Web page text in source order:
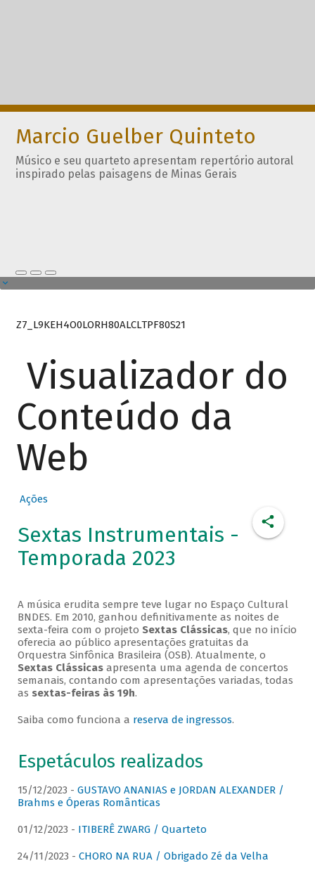
Marcio Guelber Quinteto
Músico e seu quarteto apresentam repertório autoral
inspirado pelas paisagens de Minas Gerais
Z7_L9KEH4O0LORH80ALCLTPF80S21
Visualizador do
Conteúdo da
Web
Ações
Sextas Instrumentais -
Temporada 2023
A música erudita sempre teve lugar no Espaço Cultural
BNDES. Em 2010, ganhou definitivamente as noites de
sexta-feira com o projeto Sextas Clássicas, que no início
oferecia ao público apresentações gratuitas da
Orquestra Sinfônica Brasileira (OSB). Atualmente, o
Sextas Clássicasapresenta uma agenda de concertos
semanais, contando com apresentações variadas, todas
as sextas-feiras às 19h.
Saiba como funciona a reserva de ingressos.
Espetáculos realizados
15/12/2023 - GUSTAVO ANANIAS e JORDAN ALEXANDER /
Brahms e Óperas Românticas
01/12/2023 - ITIBERÊ ZWARG / Quarteto
24/11/2023 - CHORO NA RUA / Obrigado Zé da Velha